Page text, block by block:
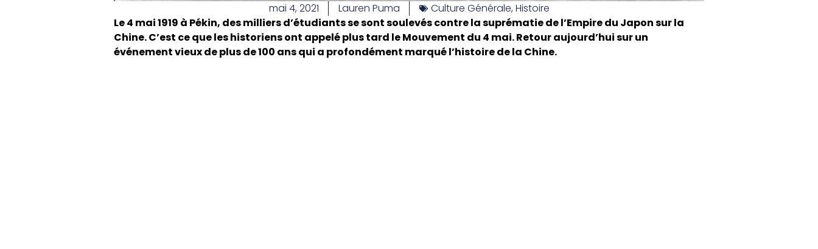
mai 4, 2021 Lauren Puma Culture Générale,Histoire
Le 4 mai 1919 à Pékin, des milliers d’étudiants se sont soulevés contre la suprématie de l’Empire du Japon sur la
Chine. C’est ce que les historiens ont appelé plus tard le Mouvement du 4 mai. Retour aujourd’hui sur un
événement vieux de plus de 100 ans qui a profondément marqué l’histoire de la Chine.